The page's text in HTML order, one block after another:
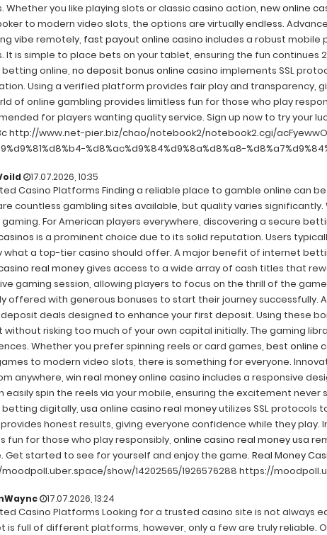
Whether you like playing slots or classic casino action, new online
to modern video slots, the options are virtually endless.
vibe remotely, fast payout online casino includes a robust
It is simple to place bets on your tablet, ensuring the fun continues
online, no deposit bonus online casino implements SSL
Using a verified platform provides fair play and transparency,
of online gambling provides limitless fun for those who play
for players wanting quality service. Sign up now to try your
http://www.net-pier.biz/chao/notebook2/notebook2.cgi/
%d8%ac%d9%84%d9%8a%d8%a8-
17.07.2026, 10:35
Casino Platforms Finding a reliable place to gamble online can
countless gambling sites available, but quality varies
For American players everywhere, discovering a secure
is a prominent choice due to its solid reputation. Users
what a top-tier casino should offer. A major benefit of internet
real moneygives access to a wide array of cash titles that
gaming session, allowing players to focus on the thrill of the
offered with generous bonuses to start their journey successfully.
deals designed to enhance your first deposit. Using these
without risking too much of your own capital initially. The gaming
Whether you prefer spinning reels or card games, best online
to modern video slots, there is something for everyone.
anywhere, win real money online casino includes a responsive
easily spin the reels via your mobile, ensuring the excitement
digitally, usa online casino real moneyutilizes SSL protocols
honest results, giving everyone confidence while they
fun for those who play responsibly, online casino real money usa
Get started to see for yourself and enjoy the game. Real Money
show/14202565/1926576288 https://
17.07.2026, 13:24
Casino Platforms Looking for a trusted casino site is not always
is full of different platforms, however, only a few are truly reliable.